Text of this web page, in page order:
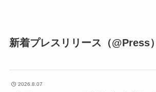
新着プレスリリース（@Press）
2026.8.07